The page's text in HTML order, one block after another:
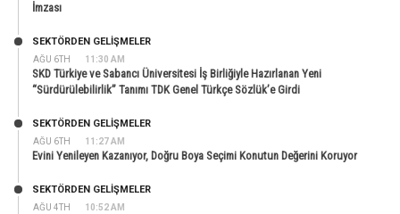
İmzası
AĞU 6TH 11:30 AM
SEKTÖRDEN GELIŞMELER
SKD Türkiye ve Sabancı Üniversitesi İş Birliğiyle Hazırlanan Yeni
“Sürdürülebilirlik” Tanımı TDK Genel Türkçe Sözlük’e Girdi
AĞU 6TH 11:27 AM
SEKTÖRDEN GELIŞMELER
Evini Yenileyen Kazanıyor, Doğru Boya Seçimi Konutun Değerini Koruyor
AĞU 4TH 10:52 AM
SEKTÖRDEN GELIŞMELER